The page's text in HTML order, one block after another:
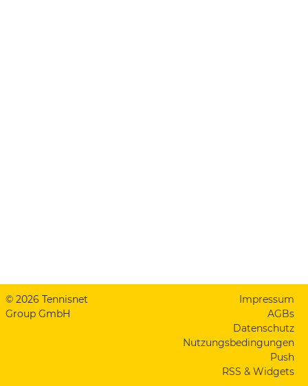
© 2026 Tennisnet
Group GmbH
Impressum
AGBs
Datenschutz
Nutzungsbedingungen
Push
RSS & Widgets